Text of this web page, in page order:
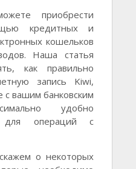
приобрести
кредитных и
кошельков
Наша статья
как правильно
запись Kiwi,
с вашим банковским
удобно
для операций с
о некоторых